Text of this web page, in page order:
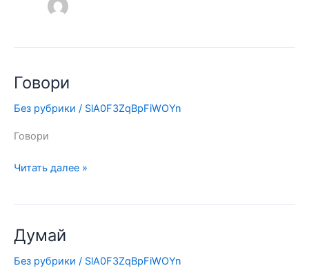
Говори
Без рубрики / SlA0F3ZqBpFiWOYn
Говори
Говори
Читать далее »
Думай
Без рубрики / SlA0F3ZqBpFiWOYn
Думай